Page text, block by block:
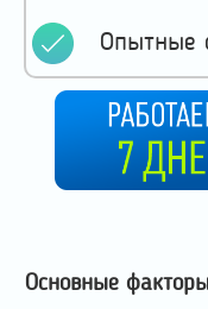
Опытные
Основные